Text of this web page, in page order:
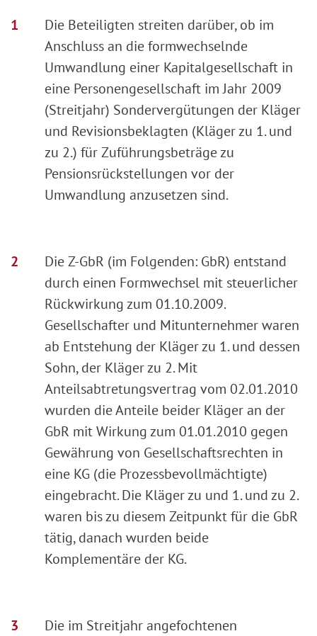
Die Beteiligten streiten darüber, ob im
Anschluss an die formwechselnde
Umwandlung einer Kapitalgesellschaft in
eine Personengesellschaft im Jahr 2009
(Streitjahr) Sondervergütungen der Kläger
und Revisionsbeklagten (Kläger zu 1. und
zu 2.) für Zuführungsbeträge zu
Pensionsrückstellungen vor der
Umwandlung anzusetzen sind.
Die Z-GbR (im Folgenden: GbR) entstand
durch einen Formwechsel mit steuerlicher
Rückwirkung zum 01.10.2009.
Gesellschafter und Mitunternehmer waren
ab Entstehung der Kläger zu 1. und dessen
Sohn, der Kläger zu 2. Mit
Anteilsabtretungsvertrag vom 02.01.2010
wurden die Anteile beider Kläger an der
GbR mit Wirkung zum 01.01.2010 gegen
Gewährung von Gesellschaftsrechten in
eine KG (die Prozessbevollmächtigte)
eingebracht. Die Kläger zu und 1. und zu 2.
waren bis zu diesem Zeitpunkt für die GbR
tätig, danach wurden beide
Komplementäre der KG.
Die im Streitjahr angefochtenen